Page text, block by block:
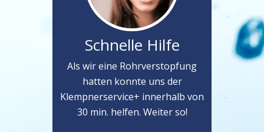
Schnelle Hilfe
Als wir eine Rohrverstopfung
hatten konnte uns der
Klempnerservice+ innerhalb von
30 min. helfen. Weiter so!